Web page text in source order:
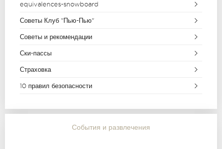
equivalences-snowboard
Советы Клуб "Пью-Пью"
Советы и рекомендации
Ски-пассы
Страховка
10 правил безопасности
События и развлечения